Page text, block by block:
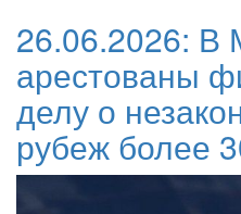
26.06.2026: В
арестованы
делу о
рубеж более